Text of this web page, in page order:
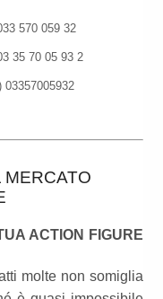
570 059 32
35 70 05 93 2
03357005932
MERCATO
ACTION FIGURE
molte non somiglia